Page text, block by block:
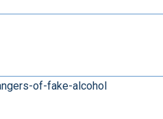
of-fake-alcohol